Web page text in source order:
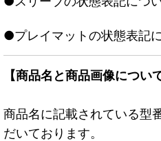
●プレイマットの状態表記
【商品名と商品画像について
商品名に記載されている型
だいております。